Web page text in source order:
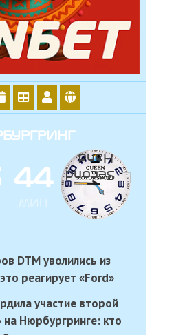
44
МИН
DTM уволились из
реагирует «Ford»
участие второй
на Нюрбургринге: кто